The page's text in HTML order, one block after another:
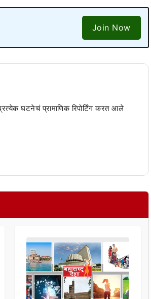
Join Now
घटनेचं प्रामाणिक रिपोर्टिंग करत आले